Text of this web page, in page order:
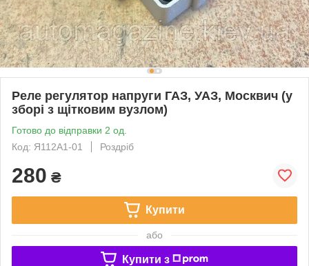
Реле регулятор напруги ГАЗ, УАЗ, Москвич (у
зборі з щітковим вузлом)
Готово до відправки 2 од.
Код: Я112А1-01
Роздріб
280 ₴
Купити
або
Купити з